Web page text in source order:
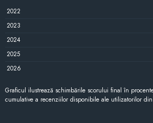
2022
2023
2024
2025
2026
Graficul ilustrează schimbările scorului final în
cumulative a recenziilor disponibile ale utilizatorilor